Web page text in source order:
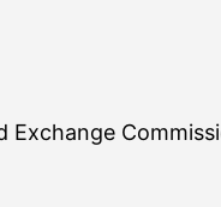
Exchange